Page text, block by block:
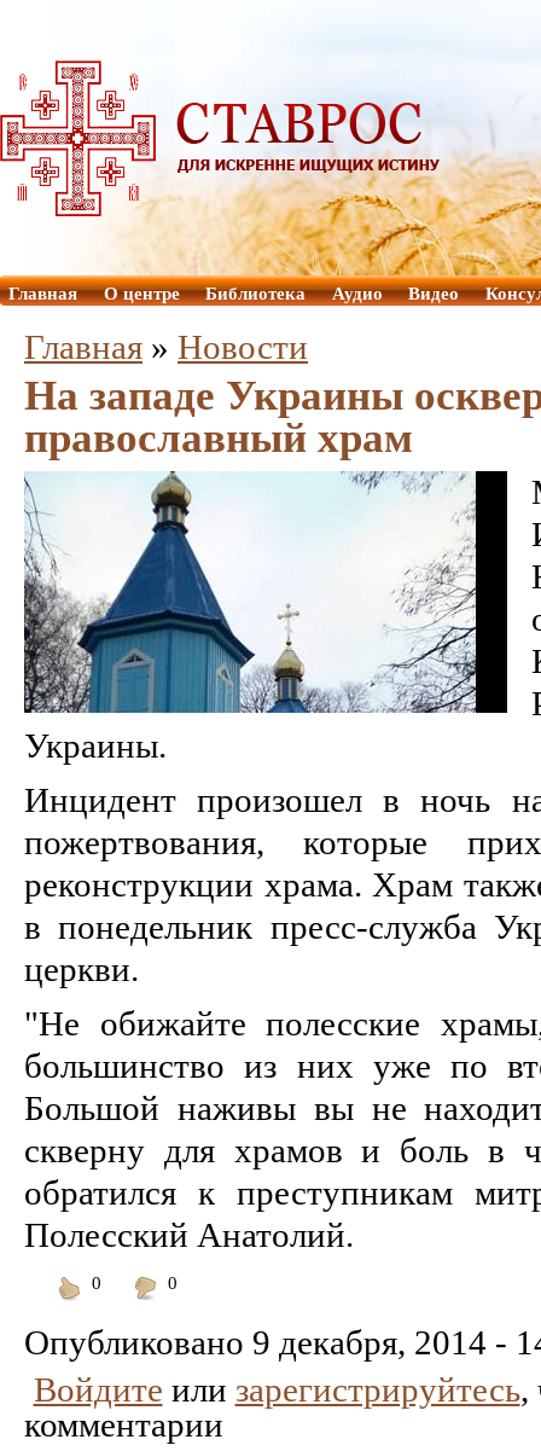
Главная О центре Библиотека Аудио Видео
Главная » Новости
На западе Украины
православный храм
Украины.
Инцидент произошел в ночь
пожертвования, которые
реконструкции храма. Храм
в понедельник пресс-служба
церкви.
"Не обижайте полесские
большинство из них уже по
Большой наживы вы не
скверну для храмов и боль в
обратился к преступникам
Полесский Анатолий.
0
0
Опубликовано 9 декабря, 2014 -
Войдите или зарегистрируйтесь,
комментарии